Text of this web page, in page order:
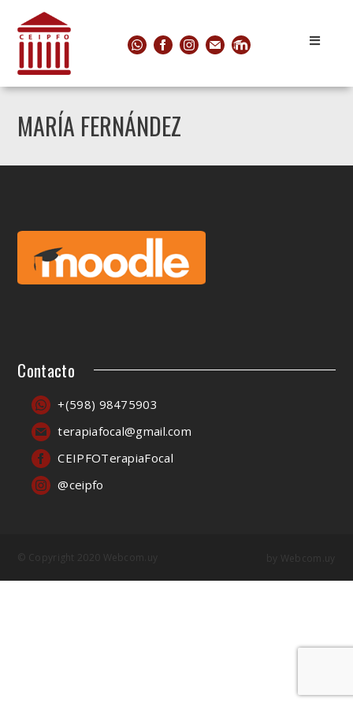
MARÍA FERNÁNDEZ
Contacto
+(598) 98475903
terapiafocal@gmail.com
CEIPFOTerapiaFocal
@ceipfo
© Copyright 2020 Webcom.uy by Webcom.uy